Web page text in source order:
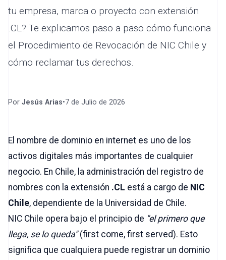
tu empresa, marca o proyecto con extensión
.CL? Te explicamos paso a paso cómo funciona
el Procedimiento de Revocación de NIC Chile y
cómo reclamar tus derechos.
Por Jesús Arias•7 de Julio de 2026
El nombre de dominio en internet es uno de los
activos digitales más importantes de cualquier
negocio. En Chile, la administración del registro de
nombres con la extensión .CL está a cargo de NIC
Chile, dependiente de la Universidad de Chile.
NIC Chile opera bajo el principio de "el primero que
llega, se lo queda"(first come, first served). Esto
significa que cualquiera puede registrar un dominio